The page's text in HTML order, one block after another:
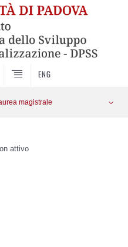
ENG
magistrale
attivo